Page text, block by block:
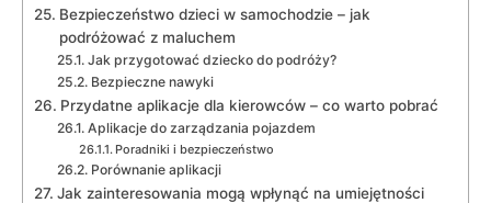
Bezpieczeństwo dzieci w samochodzie – jak
podróżować z maluchem
Jak⁣ przygotować‍ dziecko do⁢ podróży?
Bezpieczne nawyki
Przydatne aplikacje ⁣dla kierowców – co​ warto pobrać
Aplikacje do zarządzania pojazdem
Poradniki i bezpieczeństwo
Porównanie ⁢aplikacji
Jak zainteresowania mogą wpłynąć na ⁣umiejętności